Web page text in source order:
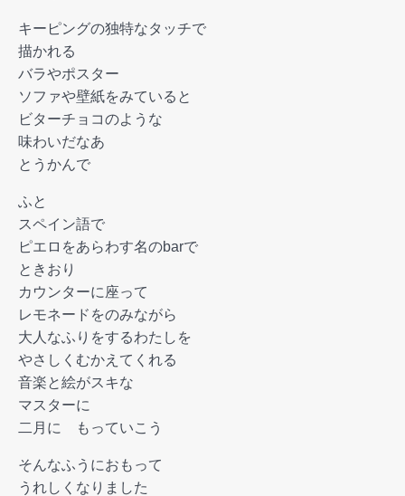
キーピングの独特なタッチで
描かれる
バラやポスター
ソファや壁紙をみていると
ビターチョコのような
味わいだなあ
とうかんで
ふと
スペイン語で
ピエロをあらわす名のbarで
ときおり
カウンターに座って
レモネードをのみながら
大人なふりをするわたしを
やさしくむかえてくれる
音楽と絵がスキな
マスターに
二月に もっていこう
そんなふうにおもって
うれしくなりました